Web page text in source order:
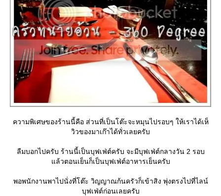
ความพิเศษของร้านนี้คือ ส่วนที่เป็นโต๊ะจะหมุนไปรอบๆ ให้เราได้เห็
วิวของมาเก๊าได้ทั่วเลยครับ
ลืมบอกไปครับ ร้านนี้เป็นบุฟเฟ่ต์ครับ จะมีบุฟเฟ่ต์กลางวัน 2 รอบ
ล้วตอนเย็นก็เป็นบุฟเฟ่ต์อาหารเย็นครับ
พอพนักงานพาไปนั่งที่โต๊ะ วิญญาณก้นครัวก็เข้าสิง พุ่งตรงไปที่ไลน์
บุฟเฟ่ต์ก่อนเลยครับ